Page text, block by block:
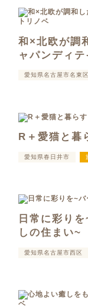
和×北欧が調
ャパンディ
愛知県名古屋市名東区
R＋愛猫と暮
愛知県春日井市
日常に彩り
しの住まい~
愛知県名古屋市西区